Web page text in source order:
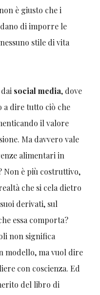
è giusto che i
di imporre le
stile di vita
social media, dove
a dire tutto ciò che
il valore
Ma davvero vale
alimentari in
Non è più costruttivo,
che si cela dietro
derivati, sul
essa comporta?
non significa
modello, ma vuol dire
con coscienza. Ed
del libro di